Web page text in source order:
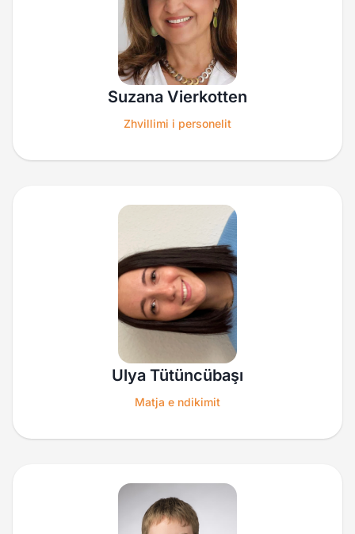
Suzana Vierkotten
Zhvillimi i personelit
Ulya Tütüncübaşı
Matja e ndikimit